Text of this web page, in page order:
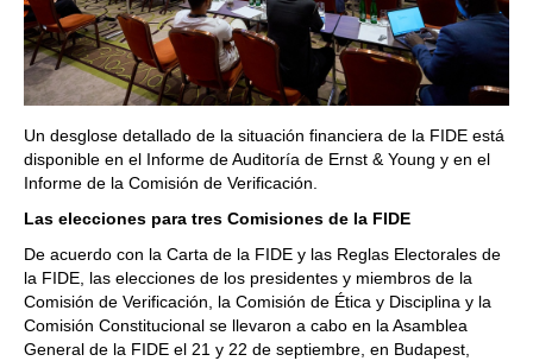
Un desglose detallado de la situación financiera de la FIDE está
disponible en el Informe de Auditoría de Ernst & Young y en el
Informe de la Comisión de Verificación.
Las elecciones para tres Comisiones de la FIDE
De acuerdo con la Carta de la FIDE y las Reglas Electorales de
la FIDE, las elecciones de los presidentes y miembros de la
Comisión de Verificación, la Comisión de Ética y Disciplina y la
Comisión Constitucional se llevaron a cabo en la Asamblea
General de la FIDE el 21 y 22 de septiembre, en Budapest,